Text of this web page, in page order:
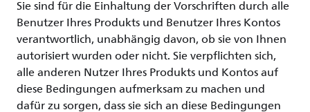
Sie sind für die Einhaltung der Vorschriften durch alle
Benutzer Ihres Produkts und Benutzer Ihres Kontos
verantwortlich, unabhängig davon, ob sie von Ihnen
autorisiert wurden oder nicht. Sie verpflichten sich,
alle anderen Nutzer Ihres Produkts und Kontos auf
diese Bedingungen aufmerksam zu machen und
dafür zu sorgen, dass sie sich an diese Bedingungen